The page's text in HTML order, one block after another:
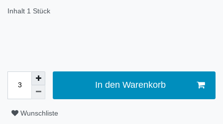
Inhalt 1 Stück
In den Warenkorb
Wunschliste